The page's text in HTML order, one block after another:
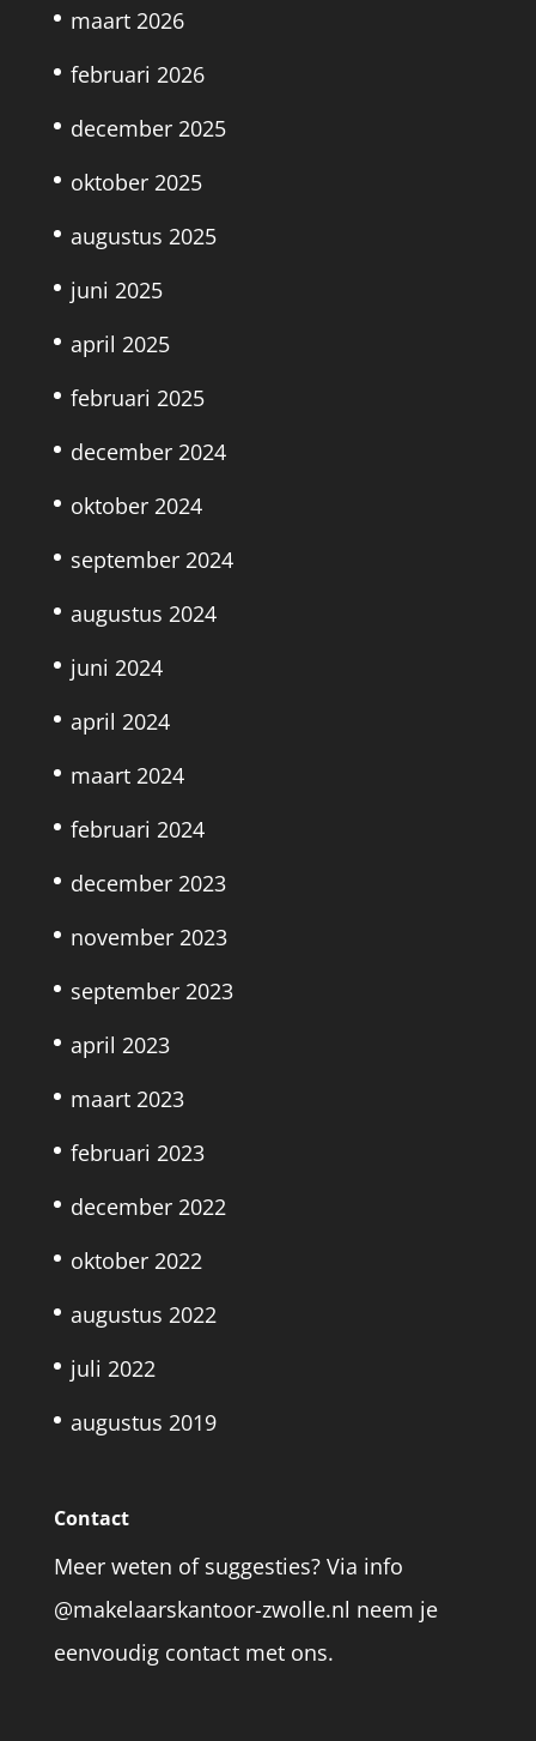
maart 2026
februari 2026
december 2025
oktober 2025
augustus 2025
juni 2025
april 2025
februari 2025
december 2024
oktober 2024
september 2024
augustus 2024
juni 2024
april 2024
maart 2024
februari 2024
december 2023
november 2023
september 2023
april 2023
maart 2023
februari 2023
december 2022
oktober 2022
augustus 2022
juli 2022
augustus 2019
Contact
Meer weten of suggesties? Via info
@makelaarskantoor-zwolle.nl neem je
eenvoudig contact met ons.